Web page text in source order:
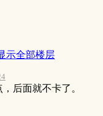
示全部楼层
后面就不卡了。